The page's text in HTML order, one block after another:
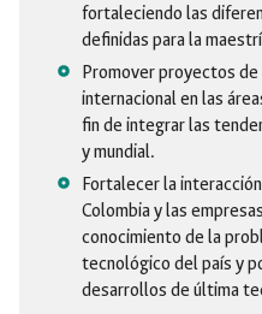
fortaleciendo las
definidas para la
Promover proyectos de
internacional en las
fin de integrar las
y mundial.
Fortalecer la
Colombia y las
conocimiento de la
tecnológico del país y
desarrollos de última